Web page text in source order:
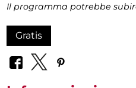
Il programma potrebbe
Gratis